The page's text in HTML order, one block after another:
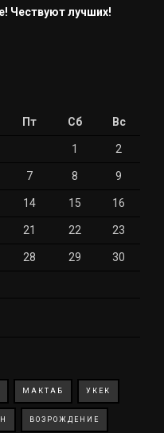
Чествуют лучших!
Пт Сб Вс
1 2
7 8 9
14 15 16
21 22 23
28 29 30
МАКТАБ УКЕК
ВОЗРОЖДЕНИЕ